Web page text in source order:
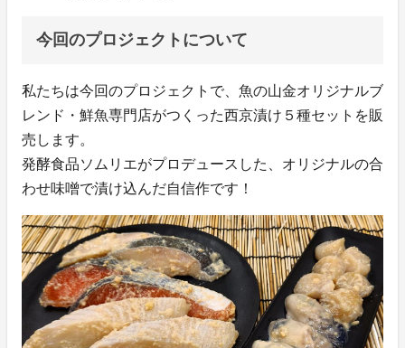
今回のプロジェクトについて
私たちは今回のプロジェクトで、魚の山金オリジナルブ
レンド・鮮魚専門店がつくった西京漬け５種セットを販
売します。
発酵食品ソムリエがプロデュースした、オリジナルの合
わせ味噌で漬け込んだ自信作です！